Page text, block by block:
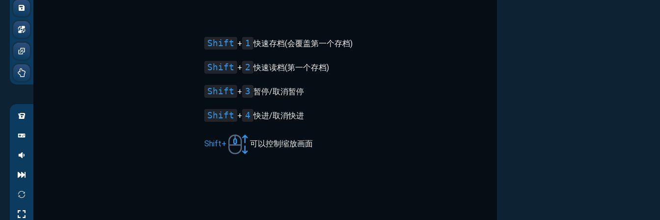
Shift + 1 快速存档(会覆盖第一个存档)
Shift + 2 快速读档(第一个存档)
Shift + 3 暂停/取消暂停
Shift + 4 快进/取消快进
Shift+ 可以控制缩放画面